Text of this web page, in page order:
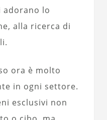
adorano lo
alla ricerca di
ora è molto
in ogni settore.
esclusivi non